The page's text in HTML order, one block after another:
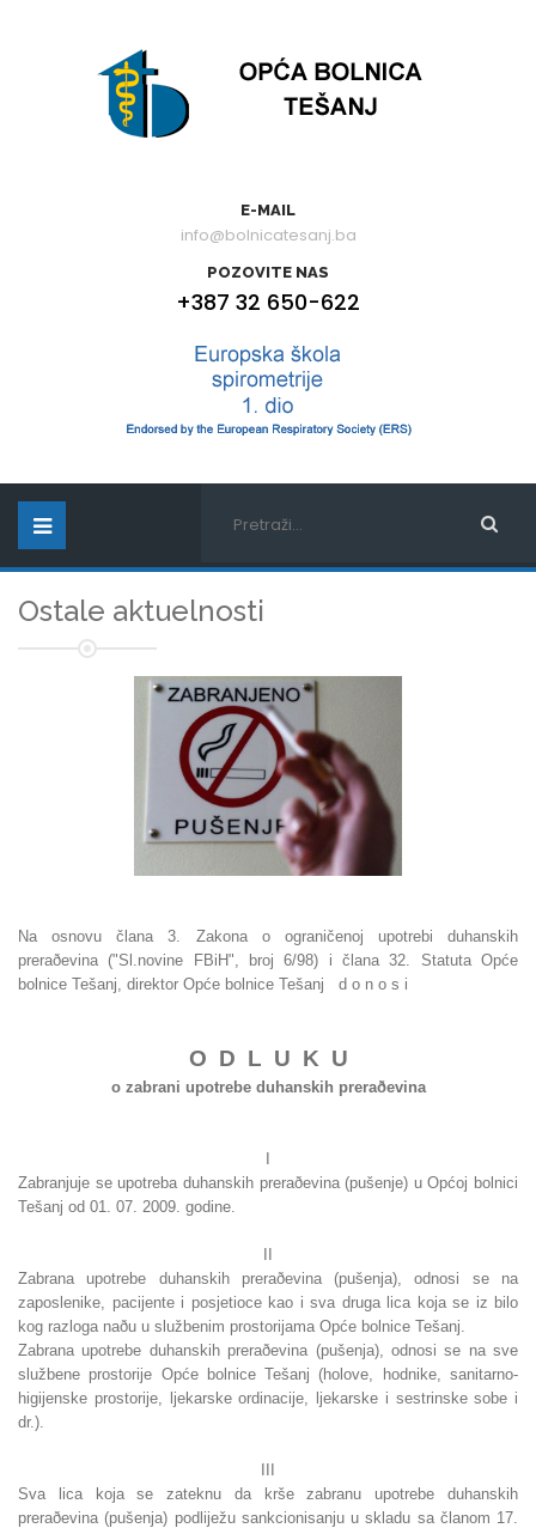
E-MAIL
info@bolnicatesanj.ba
POZOVITE NAS
+387 32 650-622
Ostale aktuelnosti
Na osnovu člana 3. Zakona o ograničenoj upotrebi duhanskih
preraðevina ("Sl.novine FBiH", broj 6/98) i člana 32. Statuta Opće
bolnice Tešanj, direktor Opće bolnice Tešanj d o n o s i
O D L U K U
o zabrani upotrebe duhanskih preraðevina
Zabranjuje se upotreba duhanskih preraðevina (pušenje) u Općoj bolnici
Tešanj od 01. 07. 2009. godine.
Zabrana upotrebe duhanskih preraðevina (pušenja), odnosi se na
zaposlenike, pacijente i posjetioce kao i sva druga lica koja se iz bilo
kog razloga naðu u službenim prostorijama Opće bolnice Tešanj.
Zabrana upotrebe duhanskih preraðevina (pušenja), odnosi se na sve
službene prostorije Opće bolnice Tešanj (holove, hodnike, sanitarno-
higijenske prostorije, ljekarske ordinacije, ljekarske i sestrinske sobe i
dr.).
Sva lica koja se zateknu da krše zabranu upotrebe duhanskih
preraðevina (pušenja) podliježu sankcionisanju u skladu sa članom 17.